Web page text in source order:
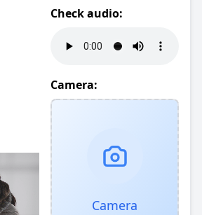
Check audio:
Camera:
Camera